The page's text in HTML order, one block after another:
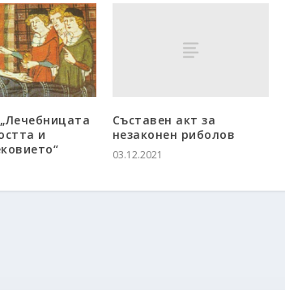
и
Съставен акт за
незаконен риболов
03.12.2021